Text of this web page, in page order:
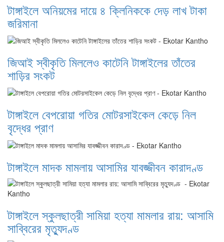
টাঙ্গাইলে অনিয়মের দায়ে ৪ ক্লিনিককে দেড় লাখ টাকা
জরিমানা
জিআই স্বীকৃতি মিললেও কাটেনি টাঙ্গাইলের তাঁতের
শাড়ির সংকট
টাঙ্গাইলে বেপরোয়া গতির মোটরসাইকেল কেড়ে নিল
বৃদ্ধের প্রাণ
টাঙ্গাইলে মাদক মামলায় আসামির যাবজ্জীবন কারাদণ্ড
টাঙ্গাইলে স্কুলছাত্রী সামিয়া হত্যা মামলার রায়: আসামি
সাব্বিরের মৃত্যুদণ্ড